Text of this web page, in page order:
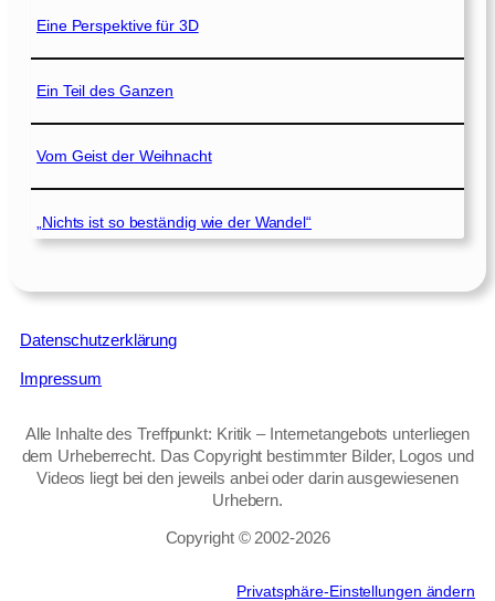
Eine Perspektive für 3D
Ein Teil des Ganzen
Vom Geist der Weihnacht
„Nichts ist so beständig wie der Wandel“
Datenschutzerklärung
Impressum
Alle Inhalte des Treffpunkt: Kritik – Internetangebots unterliegen
dem Urheberrecht. Das Copyright bestimmter Bilder, Logos und
Videos liegt bei den jeweils anbei oder darin ausgewiesenen
Urhebern.
Copyright © 2002‑2026
Privatsphäre-Einstellungen ändern